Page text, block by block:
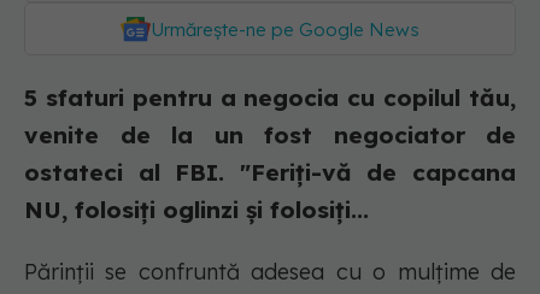
Urmărește-ne pe Google News
5 sfaturi pentru a negocia cu copilul tău,
venite de la un fost negociator de
ostateci al FBI. "Feriți-vă de capcana
NU, folosiți oglinzi și folosiți...
Părinții se confruntă adesea cu o mulțime de